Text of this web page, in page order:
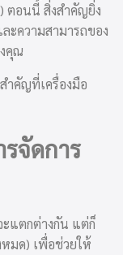
) ตอนนี้ สิ่งสำคัญยิ่ง
ละความสามารถของ
คุณ
คัญที่เครื่องมือ
จัดการ
ะแตกต่างกัน แต่ก็
มด) เพื่อช่วยให้